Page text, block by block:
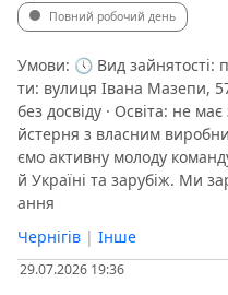
Повний робочий день
Умови: 🕔 Вид зайнятості:
ти: вулиця Івана Мазепи,
без досвіду · Освіта: не
йстерня з власним
ємо активну молоду
й Україні та зарубіж. Ми
ання
Чернігів | Інше
29.07.2026 19:36